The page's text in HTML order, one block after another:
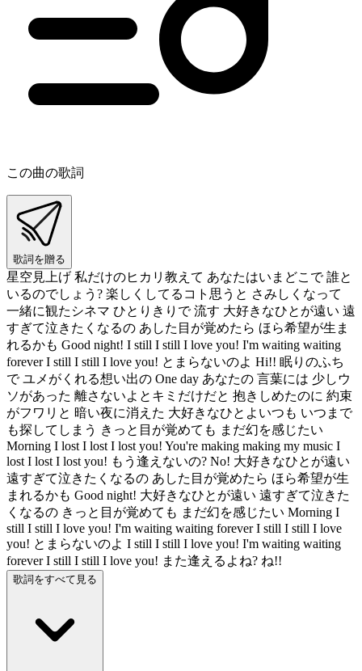
この曲の歌詞
歌詞を贈る
星空見上げ 私だけのヒカリ教えて あなたはいまどこで 誰と
いるのでしょう? 楽しくしてるコト思うと さみしくなって
一緒に観たシネマ ひとりきりで 流す 大好きなひとが遠い 遠
すぎて泣きたくなるの あした目が覚めたら ほら希望が生ま
れるかも Good night! I still I still I love you! I'm waiting waiting
forever I still I still I love you! とまらないのよ Hi!! 眠りのふち
で ユメがくれる想い出の One day あなたの 言葉には 少しウ
ソがあった 離さないよとキミだけだと 抱きしめたのに 約束
がフワリと 暗い夜に消えた 大好きなひとよいつも いつまで
も探してしまう きっと目が覚めても まだ幻を感じたい
Morning I lost I lost I lost you! You're making making my music I
lost I lost I lost you! もう逢えないの? No! 大好きなひとが遠い
遠すぎて泣きたくなるの あした目が覚めたら ほら希望が生
まれるかも Good night! 大好きなひとが遠い 遠すぎて泣きた
くなるの きっと目が覚めても まだ幻を感じたい Morning I
still I still I love you! I'm waiting waiting forever I still I still I love
you! とまらないのよ I still I still I love you! I'm waiting waiting
forever I still I still I love you! また逢えるよね? ね!!
歌詞をすべて見る